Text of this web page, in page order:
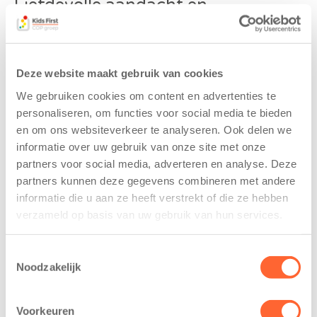
Deze website maakt gebruik van cookies
We gebruiken cookies om content en advertenties te
personaliseren, om functies voor social media te bieden
en om ons websiteverkeer te analyseren. Ook delen we
informatie over uw gebruik van onze site met onze
partners voor social media, adverteren en analyse. Deze
partners kunnen deze gegevens combineren met andere
informatie die u aan ze heeft verstrekt of die ze hebben
verzameld op basis van uw gebruik van hun services.
Noodzakelijk
Voorkeuren
Liefdevolle aandacht en
geborgenheid
aandacht en geborgenheid, we geven kinderen de
vooral om te spelen en kind te zijn. Wij organiseren
dagelijks leuke en afwisselende activiteiten, denk aan
muziek maken, peutergym, creatief knutselen of
gezellig een boekje lezen. Naast het feit dat wij een
hele gezellige binnenruimte hebben, is ook ons
buitenterrein erg leuk. Er kan gespeeld worden met
fietsjes en auto’s e.d., er is een grote zandbak en we
hebben we een bolderkar waar we regelmatig een
Ons team bestaat uit enthousiaste en ervaren